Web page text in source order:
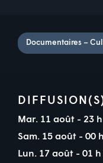
Documentaires –
Mar. 11 août - 23 h
Sam. 15 août - 00 h
Lun. 17 août - 01 h